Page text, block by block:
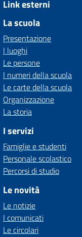
Link esterni
La scuola
Presentazione
I luoghi
Le persone
I numeri della scuola
Le carte della scuola
Organizzazione
La storia
I servizi
Famiglie e studenti
Personale scolastico
Percorsi di studio
Le novità
Le notizie
I comunicati
Le circolari